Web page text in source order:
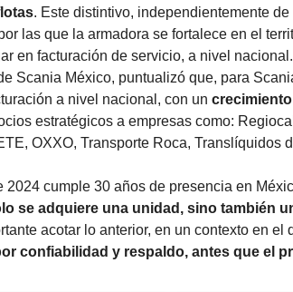
. Este distintivo, independientemente
las que la armadora se fortalece en el
en facturación de servicio, a nivel nacional.
Scania México, puntualizó que, para
a nivel nacional, con un
estratégicos a empresas como:
OXXO, Transporte Roca, Translíquidos
2024 cumple 30 años de presencia en
se adquiere una unidad, sino también
acotar lo anterior, en un contexto en el
confiabilidad y respaldo, antes que el